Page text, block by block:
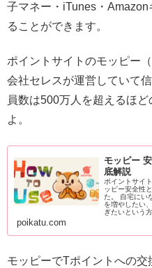
子マネー・iTunes・
ることができます。
ポイントサイトのモッピー
会社セレスが運営していて
員数は500万人を超えるほ
よ。
モッピー
底解説
ポイントサイ
ッピー安全性
た。 自宅にい
を増やしたい
ぎたいという
poikatu.com
モッピーでTポイントへの